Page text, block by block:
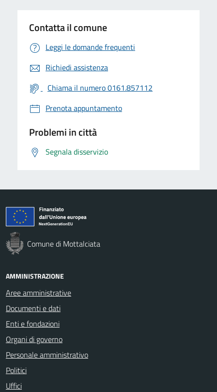
Contatta il comune
Leggi le domande frequenti
Richiedi assistenza
Chiama il numero 0161.857112
Prenota appuntamento
Problemi in città
Segnala disservizio
Comune di Mottalciata
AMMINISTRAZIONE
Aree amministrative
Documenti e dati
Enti e fondazioni
Organi di governo
Personale amministrativo
Politici
Uffici